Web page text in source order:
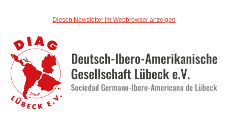
Diesen Newsletter im Webbrowser anzeigen